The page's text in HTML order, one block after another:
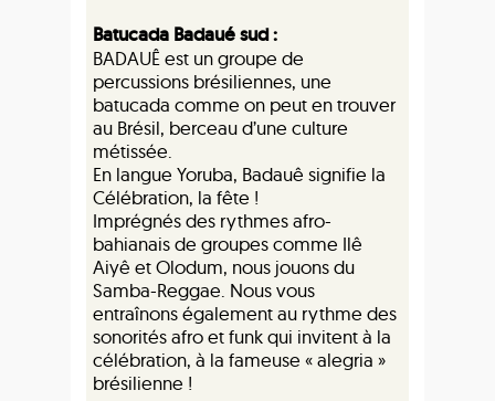
Batucada Badaué sud :
BADAUÊ est un groupe de
percussions brésiliennes, une
batucada comme on peut en trouver
au Brésil, berceau d’une culture
métissée.
En langue Yoruba, Badauê signifie la
Célébration, la fête !
Imprégnés des rythmes afro-
bahianais de groupes comme Ilê
Aiyê et Olodum, nous jouons du
Samba-Reggae. Nous vous
entraînons également au rythme des
sonorités afro et funk qui invitent à la
célébration, à la fameuse « alegria »
brésilienne !